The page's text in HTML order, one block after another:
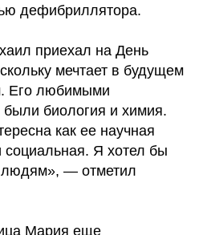
дефибриллятора.
приехал на День
мечтает в будущем
Его любимыми
биология и химия.
как ее научная
Я хотел бы
людям», — отметил
Мария еще